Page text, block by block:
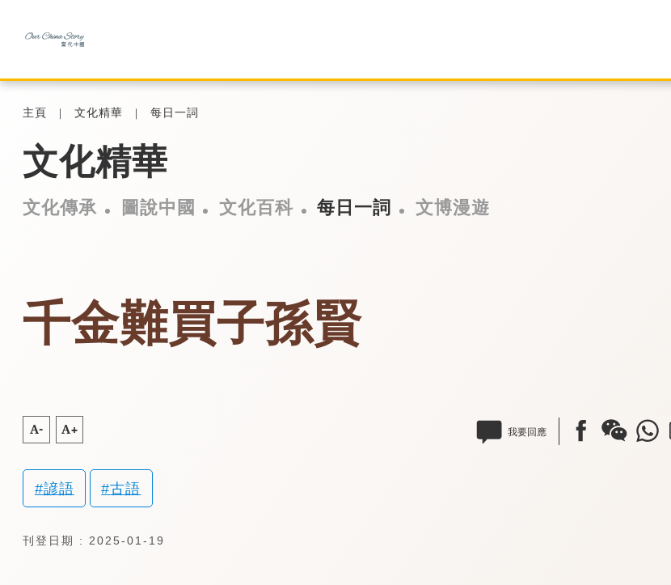
主頁 文化精華 每日一詞
文化精華
文化傳承 圖說中國 文化百科 每日一詞 文博漫遊
千金難買子孫賢
A- A+ 我要回應
諺語 古語
刊登日期 : 2025-01-19